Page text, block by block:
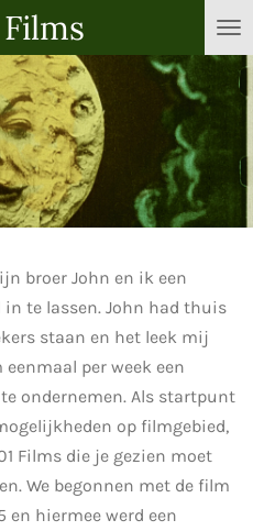
broer John en ik een
te lassen. John had thuis
staan en het leek mij
per week een
ondernemen. Als startpunt
op filmgebied,
Films die je gezien moet
We begonnen met de film
en hiermee werd een